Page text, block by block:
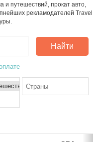
путешествий, прокат авто,
рекламодателей Travel
Найти